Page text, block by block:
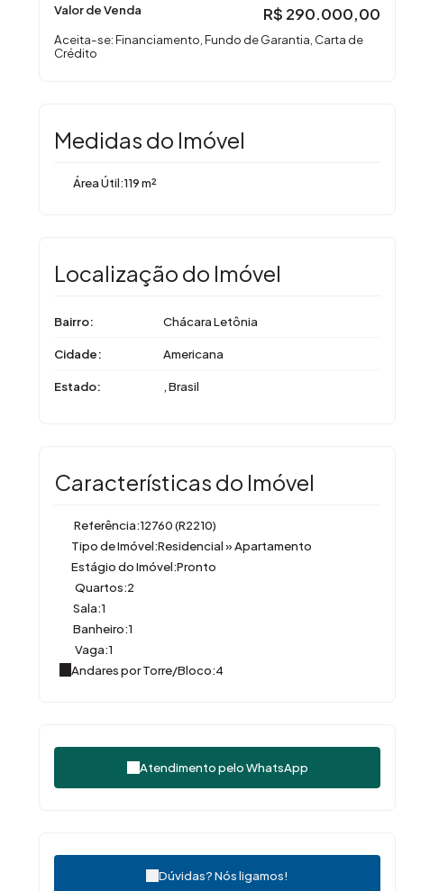
R$ 290.000,00
Valor de Venda
Aceita-se: Financiamento, Fundo de Garantia, Carta de
Crédito
Medidas do Imóvel
Área Útil:119 m²
Localização do Imóvel
Bairro: Chácara Letônia
Cidade: Americana
Estado: , Brasil
Características do Imóvel
Referência:12760(R2210)
Tipo de Imóvel:Residencial»Apartamento
Estágio do Imóvel:Pronto
Quartos:2
Sala:1
Banheiro:1
Vaga:1
Andares por Torre/Bloco:4
Atendimento peloWhatsApp
Dúvidas? Nós ligamos!